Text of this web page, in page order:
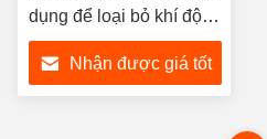
dụng để loại bỏ khí độc
hại Nhà máy hóa chất
Nhận được giá tốt